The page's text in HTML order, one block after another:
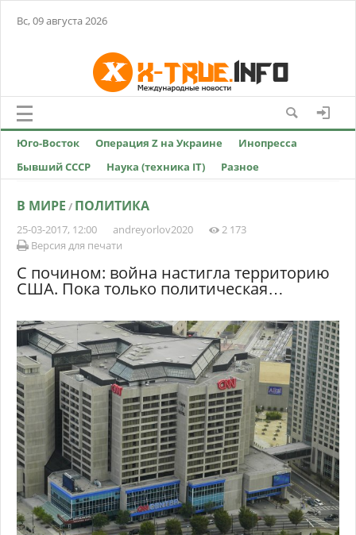
Вс, 09 августа 2026
Юго-Восток Операция Z на Украине
Инопресса
Бывший СССР
Наука (техника IT) Разное
В МИРЕ / ПОЛИТИКА
25-03-2017, 12:00 andreyorlov2020
2 173
Версия для печати
С почином: война настигла территорию
США. Пока только политическая…